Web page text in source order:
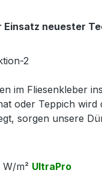
neuester
im Fliesenkleber
oder Teppich
sorgen unsere
m² UltraPro